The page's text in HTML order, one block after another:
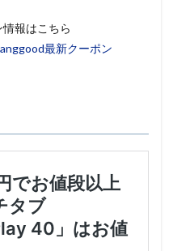
報はこちら
最新クーポン